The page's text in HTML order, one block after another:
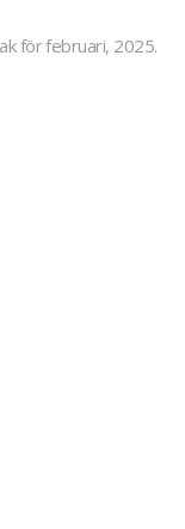
för februari, 2025.